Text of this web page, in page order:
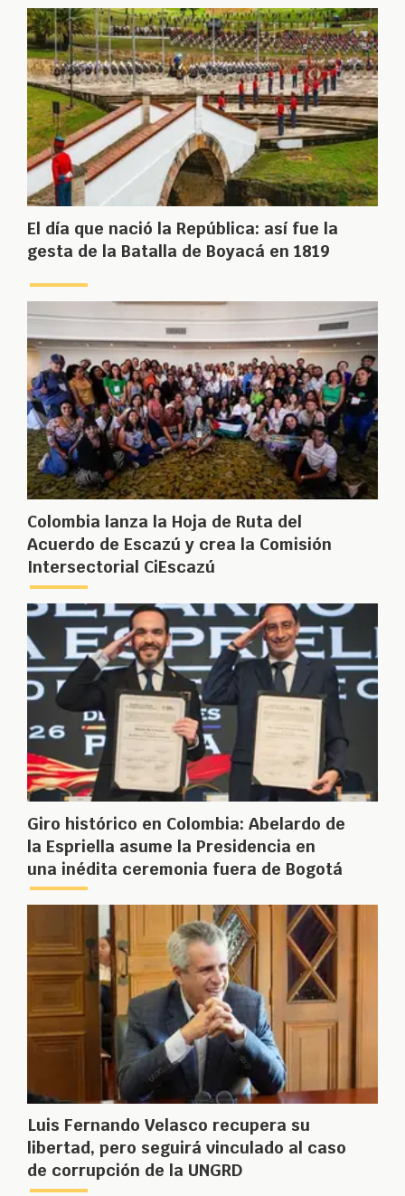
El día que nació la República: así fue la
gesta de la Batalla de Boyacá en 1819
Colombia lanza la Hoja de Ruta del
Acuerdo de Escazú y crea la Comisión
Intersectorial CiEscazú
Giro histórico en Colombia: Abelardo de
la Espriella asume la Presidencia en
una inédita ceremonia fuera de Bogotá
Luis Fernando Velasco recupera su
libertad, pero seguirá vinculado al caso
de corrupción de la UNGRD